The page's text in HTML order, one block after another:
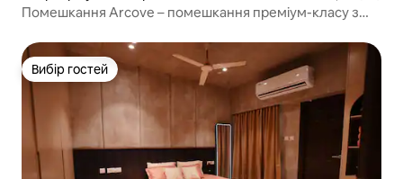
Помешкання Arcove – помешкання преміум-класу з
Вибір гостей
Вибір гостей